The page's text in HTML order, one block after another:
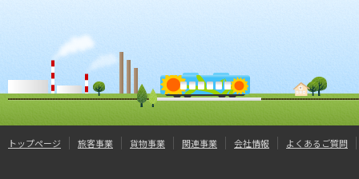
トップページ 旅客事業 貨物事業 関連事業 会社情報 よくあるご質問